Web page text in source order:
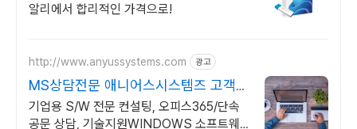
알리에서 합리적인 가격으로!
http://www.anyussystems.com 광고
MS상담전문 애니어스시스템즈 고객과
소통하는 IT 파트너
기업용 S/W 전문 컨설팅, 오피스365/단속
공문 상담, 기술지원WINDOWS 소프트웨